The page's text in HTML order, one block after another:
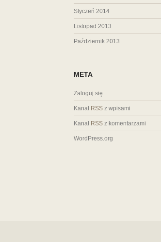
Styczeń 2014
Listopad 2013
Październik 2013
META
Zaloguj się
Kanał RSS z wpisami
Kanał RSS z komentarzami
WordPress.org